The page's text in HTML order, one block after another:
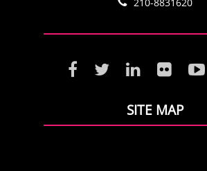
SITE MAP